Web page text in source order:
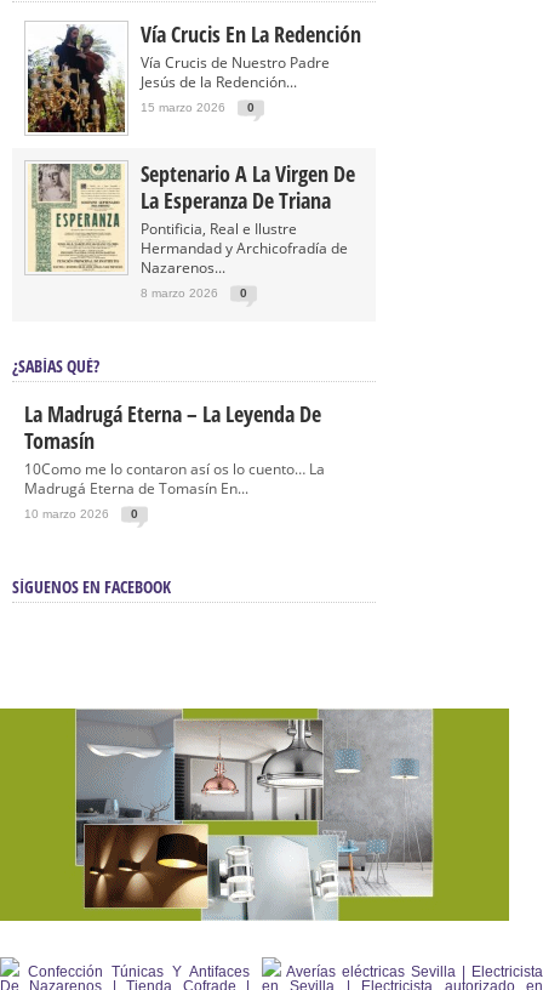
Vía Crucis En La Redención
Vía Crucis de Nuestro Padre
Jesús de la Redención...
15 marzo 2026 0
Septenario A La Virgen De
La Esperanza De Triana
Pontificia, Real e Ilustre
Hermandad y Archicofradía de
Nazarenos...
8 marzo 2026 0
¿SABÍAS QUÉ?
La Madrugá Eterna – La Leyenda De
Tomasín
10Como me lo contaron así os lo cuento… La
Madrugá Eterna de Tomasín En...
10 marzo 2026 0
SÍGUENOS EN FACEBOOK
Confección Túnicas Y Antifaces
De Nazarenos | Tienda Cofrade |
Averías eléctricas Sevilla | Electricista
en Sevilla | Electricista autorizado en